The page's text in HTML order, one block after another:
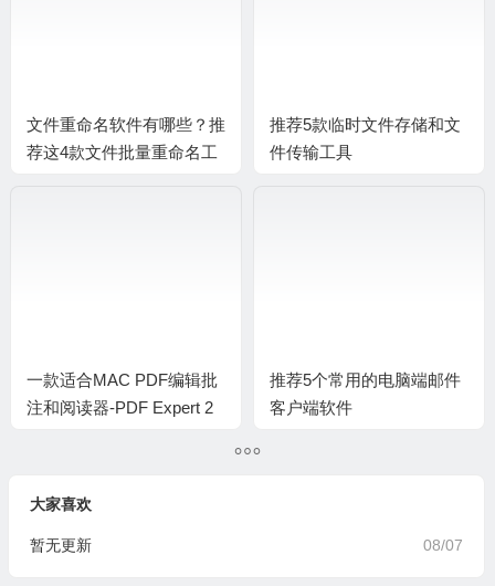
文件重命名软件有哪些？推
荐这4款文件批量重命名工
推荐5款临时文件存储和文
件传输工具
一款适合MAC PDF编辑批
注和阅读器-PDF Expert 2
推荐5个常用的电脑端邮件
客户端软件
大家喜欢
08/07
暂无更新